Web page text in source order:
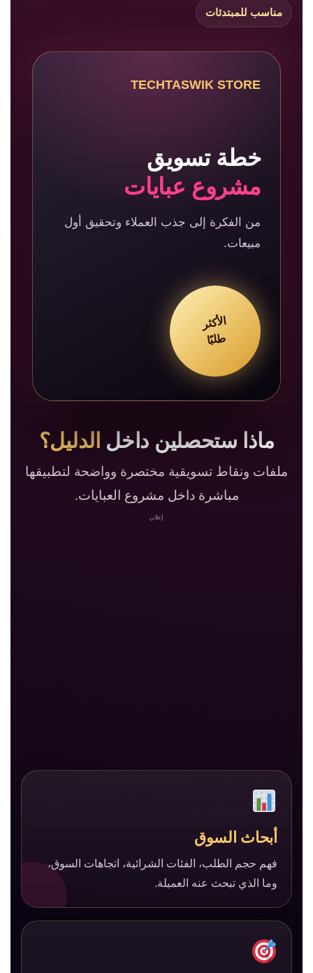
مناسب للمبتدئات
TECHTASWIK STORE
خطة تسويق
مشروع عبايات
من الفكرة إلى جذب العملاء وتحقيق أول
مبيعات.
الأكثر
طلبًا
ماذا ستحصلين داخل الدليل؟
ملفات ونقاط تسويقية مختصرة وواضحة لتطبيقها
مباشرة داخل مشروع العبايات.
إعلان
أبحاث السوق
فهم حجم الطلب، الفئات الشرائية، اتجاهات السوق،
وما الذي تبحث عنه العميلة.